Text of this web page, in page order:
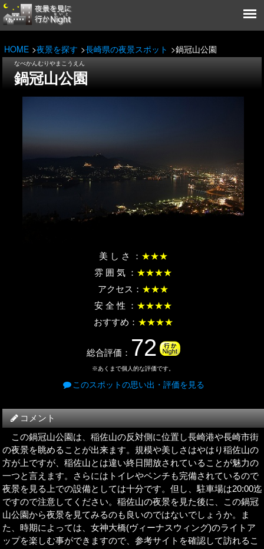
HOME 夜景を探す 長崎県の夜景スポット 鍋冠山公園
なべかんむりやまこうえん
鍋冠山公園
美 し さ ： ★★★
雰 囲 気 ： ★★★★
アクセス： ★★★
安 全 性 ： ★★★★
おすすめ： ★★★★
総合評価： 72
※あくまで個人的な評価です。
このスポットの思い出・評価を見る
コメント
この鍋冠山公園は、稲佐山の反対側に位置し長崎港や長崎市街
の夜景を眺めることが出来ます。規模や美しさはやはり稲佐山の
方が上ですが、稲佐山とは違い終日開放されていることが魅力の
一つと言えます。さらにはトイレやベンチも完備されているので
夜景を見る上での設備としては十分です。但し、駐車場は20:00迄
ですので注意してください。稲佐山の夜景を見た後に、この鍋冠
山公園から夜景を見てみるのも良いのではないでしょうか。ま
た、時期によっては、女神大橋(ヴィーナスウィング)のライトア
ップを楽しむ事ができますので、参考サイトを確認して訪れるこ